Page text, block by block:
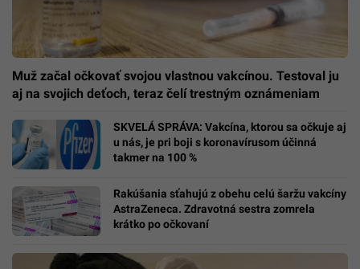
Muž začal očkovať svojou vlastnou vakcínou. Testoval ju
aj na svojich deťoch, teraz čelí trestným oznámeniam
SKVELÁ SPRÁVA: Vakcína, ktorou sa očkuje aj
u nás, je pri boji s koronavírusom účinná
takmer na 100 %
Rakúšania sťahujú z obehu celú šaržu vakcíny
AstraZeneca. Zdravotná sestra zomrela
krátko po očkovaní